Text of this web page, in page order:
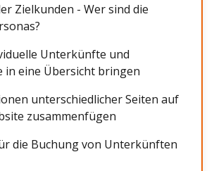
Zielkunden - Wer sind die
Unterkünfte und
in eine Übersicht bringen
unterschiedlicher Seiten auf
zusammenfügen
die Buchung von Unterkünften